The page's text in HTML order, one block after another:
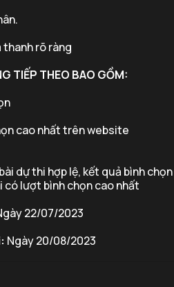
thanh rõ ràng
TIẾP THEO BAO GỒM:
cao nhất trên website
dự thi hợp lệ, kết quả bình chọn
có lượt bình chọn cao nhất
22/07/2023
Ngày 20/08/2023